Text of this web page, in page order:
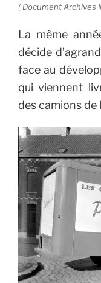
( Document Archives
La même
décide
face au
qui viennent
des camions de